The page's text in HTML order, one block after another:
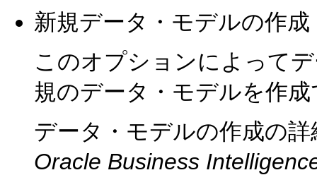
新規データ・モデルの作成
このオプションによって
規のデータ・モデルを作
データ・モデルの作成の詳
Oracle Business